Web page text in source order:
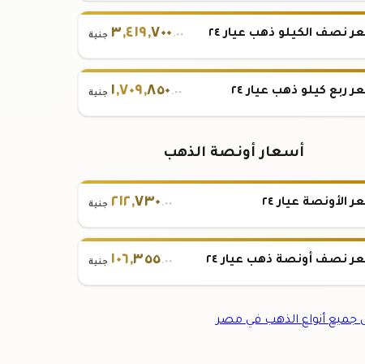
نصف الكيلو ذهب عيار ٢٤ ٣,٤١٩,٧٠٠ .٠٠ جنية
ربع كيلو ذهب عيار ٢٤ ١,٧٠٩,٨٥٠ .٠٠ جنية
أسعار أونصة الذهب
الأونصة عيار ٢٤ ٢١٢,٧٣٠ .٠٠ جنية
نصف أونصة ذهب عيار ٢٤ ١٠٦,٣٥٥.٠٠ جنية
أنواع الذهب في مصر